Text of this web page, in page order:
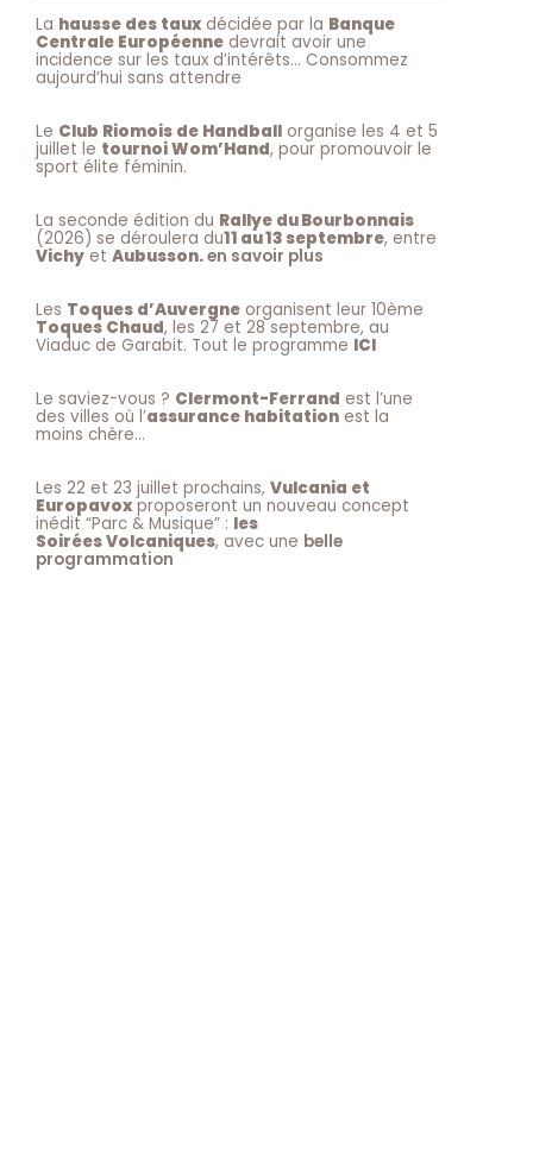
La hausse des taux décidée par la Banque
Centrale Européenne devrait avoir une
incidence sur les taux d’intérêts… Consommez
aujourd’hui sans attendre
Le Club Riomois de Handball organise les 4 et 5
juillet le tournoi Wom’Hand, pour promouvoir le
sport élite féminin.
La seconde édition du Rallye du Bourbonnais
(2026) se déroulera du11 au 13 septembre, entre
Vichy et Aubusson.en savoir plus
Les Toques d’Auvergne organisent leur 10ème
Toques Chaud, les 27 et 28 septembre, au
Viaduc de Garabit. Tout le programme ICI
Le saviez-vous ? Clermont-Ferrand est l’une
des villes où l’assurance habitation est la
moins chère…
Les 22 et 23 juillet prochains, Vulcania et
Europavoxproposeront un nouveau concept
inédit “Parc & Musique” : les
Soirées Volcaniques, avec une belle
programmation